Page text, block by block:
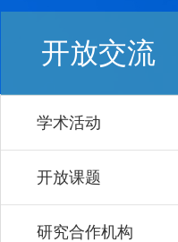
开放交流
学术活动
开放课题
研究合作机构